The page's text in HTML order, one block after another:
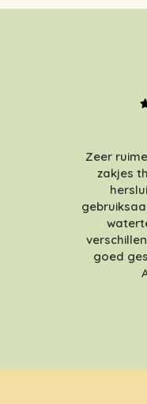
Zeer
zakjes
goed